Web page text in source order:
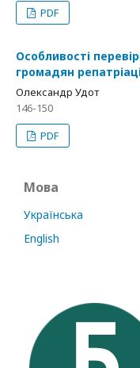
PDF
Особливості
громадян
Олександр Удот
146-150
PDF
Мова
Українська
English